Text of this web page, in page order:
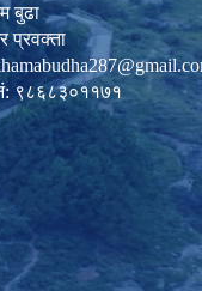
बुढा
प्रवक्ता
९८६८३०११७१